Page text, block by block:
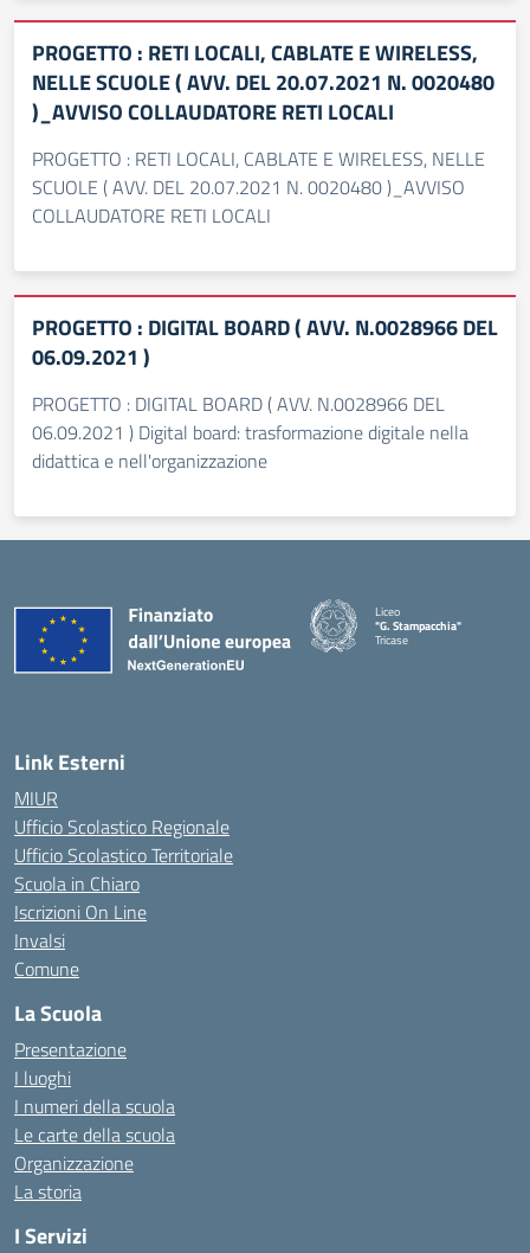
PROGETTO : RETI LOCALI, CABLATE E WIRELESS,
NELLE SCUOLE ( AVV. DEL 20.07.2021 N. 0020480
)_AVVISO COLLAUDATORE RETI LOCALI
PROGETTO : RETI LOCALI, CABLATE E WIRELESS, NELLE
SCUOLE ( AVV. DEL 20.07.2021 N. 0020480 )_AVVISO
COLLAUDATORE RETI LOCALI
PROGETTO : DIGITAL BOARD ( AVV. N.0028966 DEL
06.09.2021 )
PROGETTO : DIGITAL BOARD ( AVV. N.0028966 DEL
06.09.2021 ) Digital board: trasformazione digitale nella
didattica e nell'organizzazione
Liceo
"G. Stampacchia"
Tricase
Link Esterni
MIUR
Ufficio Scolastico Regionale
Ufficio Scolastico Territoriale
Scuola in Chiaro
Iscrizioni On Line
Invalsi
Comune
La Scuola
Presentazione
I luoghi
I numeri della scuola
Le carte della scuola
Organizzazione
La storia
I Servizi